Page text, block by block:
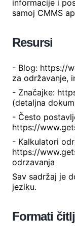
informacije i
samoj CMMS
Resursi
- Blog: https://
za održavanje,
- Značajke:
(detaljna
- Često
https://
- Kalkulatori
https://
odrzavanja
Sav sadržaj je
jeziku.
Formati